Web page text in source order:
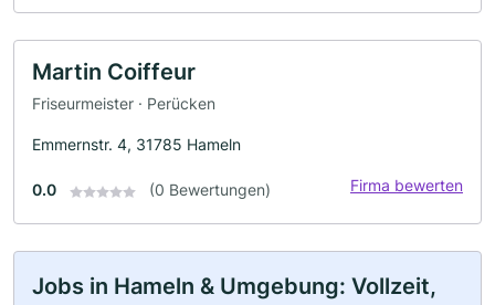
Martin Coiffeur
Friseurmeister · Perücken
Emmernstr. 4, 31785 Hameln
0.0 (0 Bewertungen) Firma bewerten
Jobs in Hameln & Umgebung: Vollzeit,